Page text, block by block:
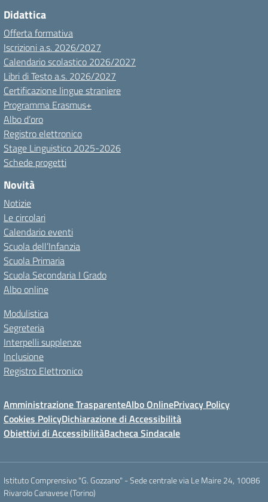
Didattica
Offerta formativa
Iscrizioni a.s. 2026/2027
Calendario scolastico 2026/2027
Libri di Testo a.s. 2026/2027
Certificazione lingue straniere
Programma Erasmus+
Albo d’oro
Registro elettronico
Stage Linguistico 2025-2026
Schede progetti
Novità
Notizie
Le circolari
Calendario eventi
Scuola dell’Infanzia
Scuola Primaria
Scuola Secondaria I Grado
Albo online
Modulistica
Segreteria
Interpelli supplenze
Inclusione
Registro Elettronico
Amministrazione TrasparenteAlbo OnlinePrivacy Policy
Cookies PolicyDichiarazione di Accessibilità
Obiettivi di AccessibilitàBacheca Sindacale
Istituto Comprensivo "G. Gozzano" - Sede centrale via Le Maire 24, 10086
Rivarolo Canavese (Torino)